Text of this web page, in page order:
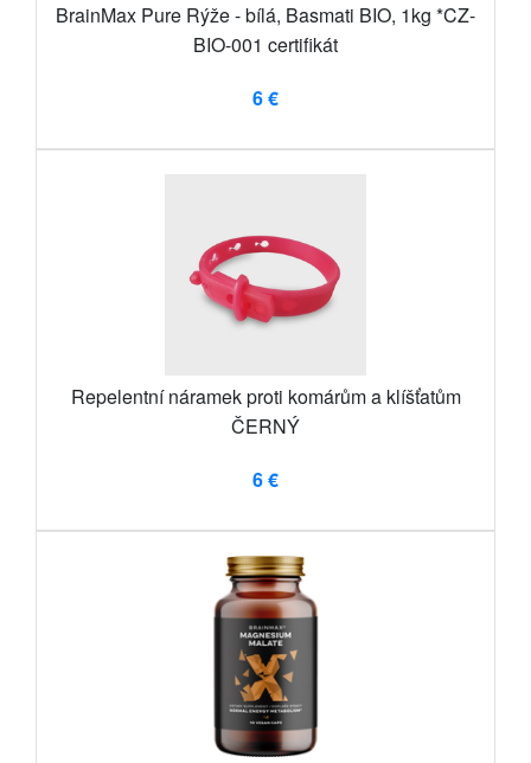
BrainMax Pure Rýže - bílá, Basmati BIO, 1kg *CZ-
BIO-001 certifikát
6 €
Repelentní náramek proti komárům a klíšťatům
ČERNÝ
6 €